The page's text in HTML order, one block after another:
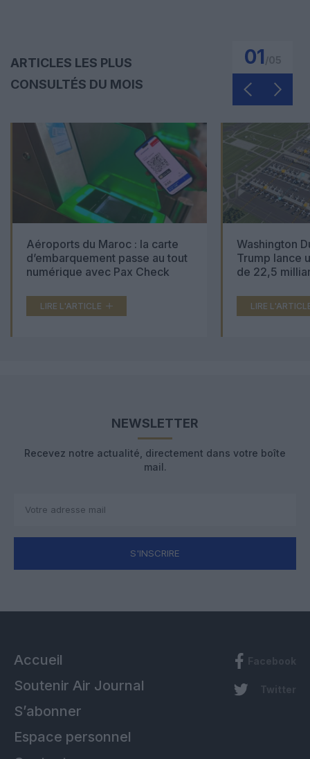
ARTICLES LES PLUS
CONSULTÉS DU MOIS
01
Aéroports du Maroc : la carte
d’embarquement passe au tout
numérique avec Pax Check
LIRE L'ARTICLE
Washington
Trump lance
de 22,5
LIRE
NEWSLETTER
Recevez notre actualité, directement dans votre boîte
mail.
S'INSCRIRE
Accueil
Soutenir Air Journal
S’abonner
Espace personnel